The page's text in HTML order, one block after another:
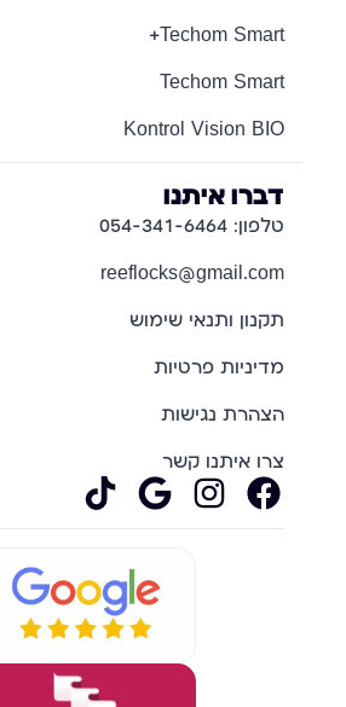
Techom Smart+
Techom Smart
Kontrol Vision BIO
דברו איתנו
טלפון: 054-341-6464
reeflocks@gmail.com
תקנון ותנאי שימוש
מדיניות פרטיות
הצהרת נגישות
צרו איתנו קשר